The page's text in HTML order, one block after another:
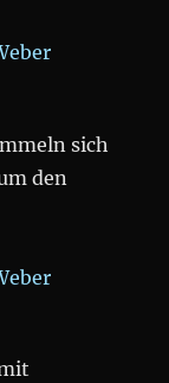
sich
den